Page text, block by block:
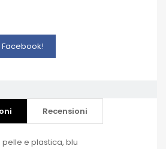
Recensioni
e plastica, blu